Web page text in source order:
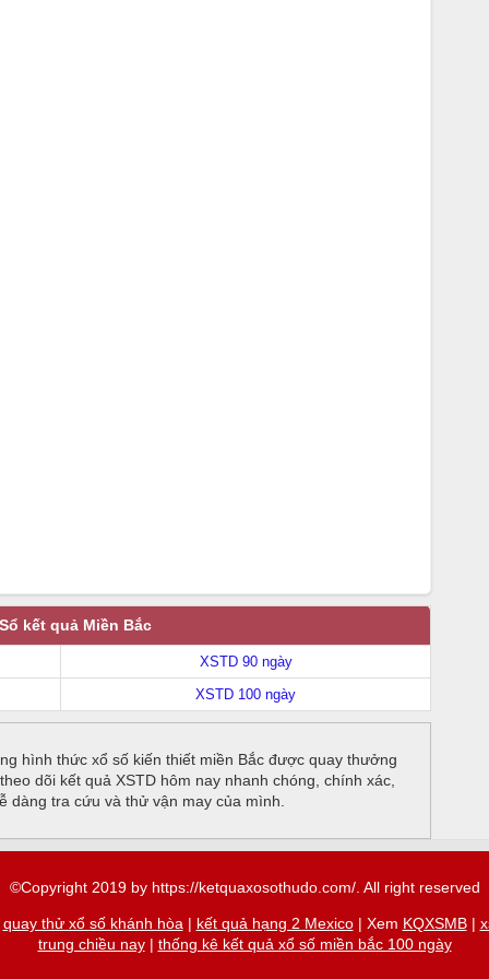
Sổ kết quả Miền Bắc
XSTD 90 ngày
XSTD 100 ngày
hình thức xổ số kiến thiết miền Bắc được quay thưởng
dõi kết quả XSTD hôm nay nhanh chóng, chính xác,
dàng tra cứu và thử vận may của mình.
©Copyright 2019 by https://ketquaxosothudo.com/. All right reserved
quay thử xổ số khánh hòa | kết quả hạng 2 Mexico| Xem KQXSMB|
trung chiều nay| thống kê kết quả xổ số miền bắc 100 ngày